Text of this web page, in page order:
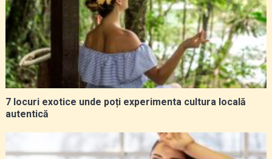
7 locuri exotice unde poți experimenta cultura locală
autentică